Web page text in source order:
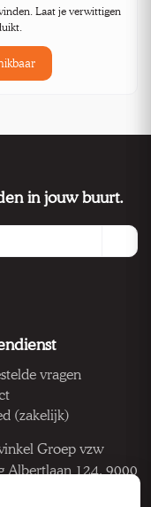
Laat je verwittigen
in jouw buurt.
vragen
(zakelijk)
Groep vzw
Albertlaan 124, 9000